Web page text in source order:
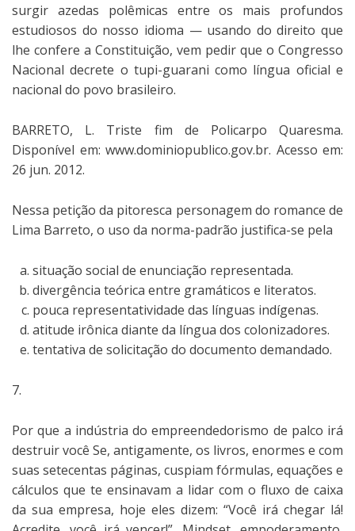
surgir azedas polêmicas entre os mais profundos
estudiosos do nosso idioma — usando do direito que
lhe confere a Constituição, vem pedir que o Congresso
Nacional decrete o tupi-guarani como língua oficial e
nacional do povo brasileiro.
BARRETO, L. Triste fim de Policarpo Quaresma.
Disponível em: www.dominiopublico.gov.br. Acesso em:
26 jun. 2012.
Nessa petição da pitoresca personagem do romance de
Lima Barreto, o uso da norma-padrão justifica-se pela
situação social de enunciação representada.
divergência teórica entre gramáticos e literatos.
pouca representatividade das línguas indígenas.
atitude irônica diante da língua dos colonizadores.
tentativa de solicitação do documento demandado.
7.
Por que a indústria do empreendedorismo de palco irá
destruir você Se, antigamente, os livros, enormes e com
suas setecentas páginas, cuspiam fórmulas, equações e
cálculos que te ensinavam a lidar com o fluxo de caixa
da sua empresa, hoje eles dizem: “Você irá chegar lá!